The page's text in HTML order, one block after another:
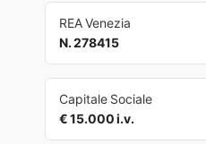
REA Venezia
N. 278415
Capitale Sociale
€ 15.000 i.v.